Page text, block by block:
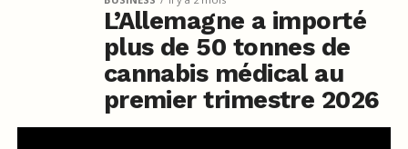
L’Allemagne a importé
plus de 50 tonnes de
cannabis médical au
premier trimestre 2026